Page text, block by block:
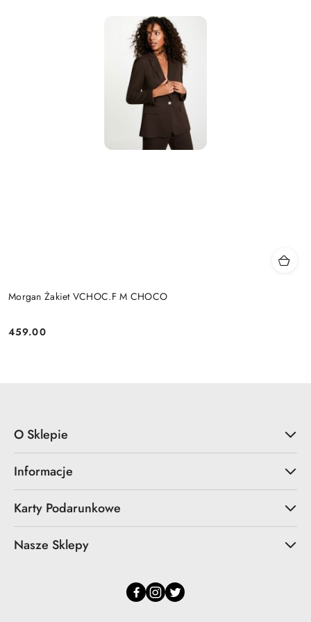
Morgan Żakiet VCHOC.F M CHOCO
Cena:
459.00
O Sklepie
Informacje
Karty Podarunkowe
Nasze Sklepy